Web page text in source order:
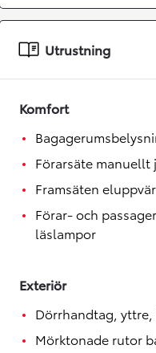
Från 3 548 kr/mån
Easy Billån
Utrustning
Komfort
Förarsäte
Framsäten
Förar- och
läslampor
Exteriör
Dörrhandtag, yttre,
Mörktonade rutor